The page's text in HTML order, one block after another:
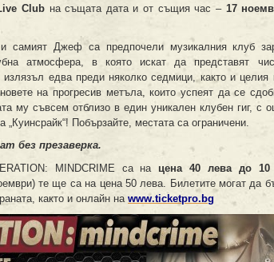
Clubна същата дата и от същия час – 17
самият Джеф са предпочели музикалния клуб
атмосфера, в която искат да представят
излязъл едва преди няколко седмици, както и целия
на прогресив метъла, които успеят да се
му съвсем отблизо в един уникален клубен гиг, с
Побързайте, местата са ограничени.
без презаверка.
MINDCRIME са нацена 40 лева до 10
те ще са на цена 50 лева. Билетите могат да
както и онлайн на www.ticketpro.bg